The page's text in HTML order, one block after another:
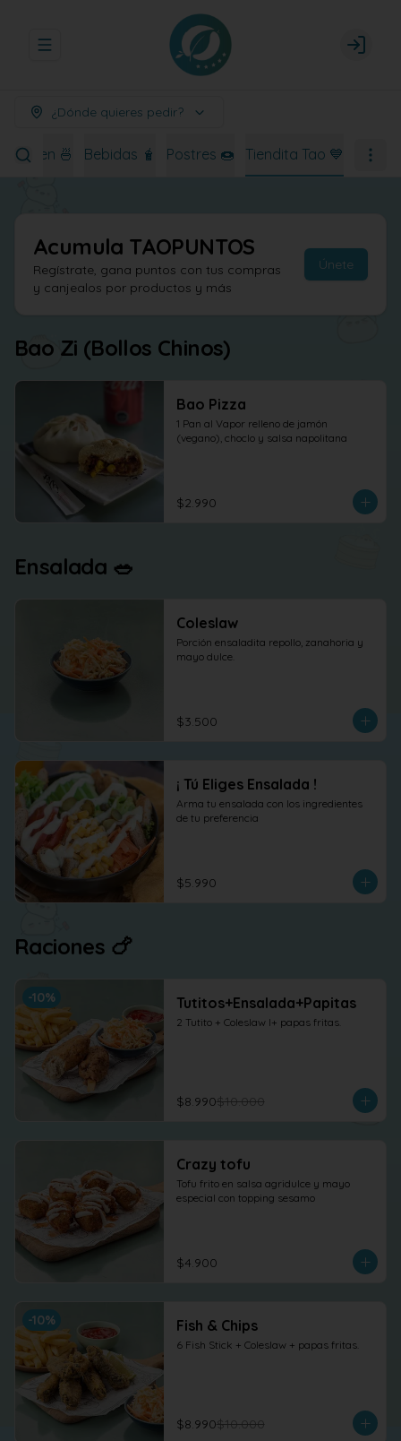
Abrir menu de navegación Login
¿Dónde quieres pedir?
Ramen 🍜 Bebidas 🧋 Postres 🍩 Tiendita Tao 💙
Acumula TAOPUNTOS
Regístrate, gana puntos con tus compras
y canjealos por productos y más
Únete
Bao Zi (Bollos Chinos)
Bao Pizza
1 Pan al Vapor relleno de jamón
(vegano), choclo y salsa napolitana
$2.990
Ensalada 🥗
Coleslaw
Porción ensaladita repollo, zanahoria y
mayo dulce.
$3.500
¡ Tú Eliges Ensalada !
Arma tu ensalada con los ingredientes
de tu preferencia
$5.990
Raciones 🍗
-10% Tutitos+Ensalada+Papitas
2 Tutito + Coleslaw l+ papas fritas.
$8.990$10.000
Crazy tofu
Tofu frito en salsa agridulce y mayo
especial con topping sesamo
$4.900
-10% Fish & Chips
6 Fish Stick + Coleslaw + papas fritas.
$8.990$10.000